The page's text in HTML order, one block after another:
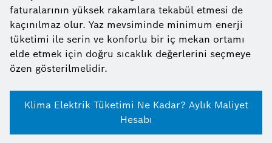
faturalarının yüksek rakamlara tekabül etmesi de
kaçınılmaz olur. Yaz mevsiminde minimum enerji
tüketimi ile serin ve konforlu bir iç mekan ortamı
elde etmek için doğru sıcaklık değerlerini seçmeye
özen gösterilmelidir.
Klima Elektrik Tüketimi Ne Kadar? Aylık Maliyet
Hesabı